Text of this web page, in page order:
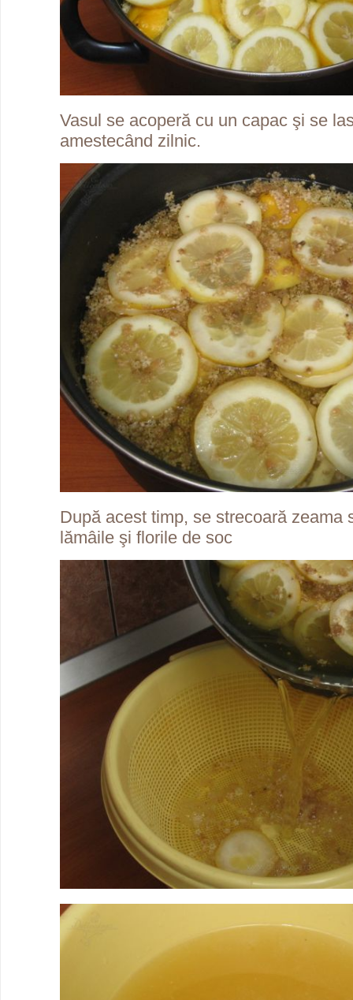
Vasul se acoperă cu un capac şi se
amestecând zilnic.
După acest timp, se strecoară zeama
lămâile şi florile de soc